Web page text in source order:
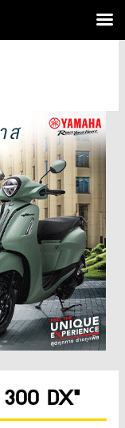
300 DX"